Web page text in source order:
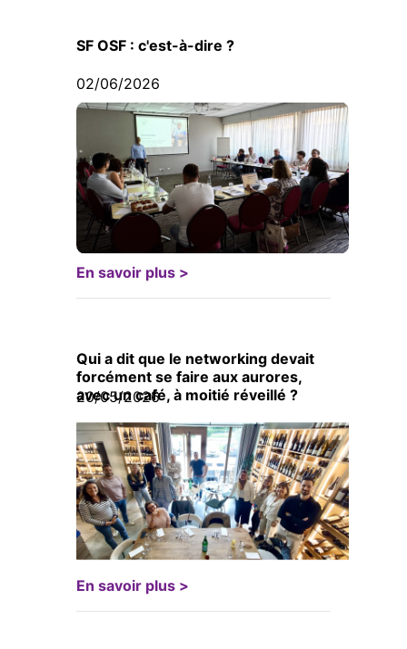
SF OSF : c'est-à-dire ?
02/06/2026
En savoir plus >
Qui a dit que le networking devait
forcément se faire aux aurores,
avec un café, à moitié réveillé ?
20/05/2026
En savoir plus >